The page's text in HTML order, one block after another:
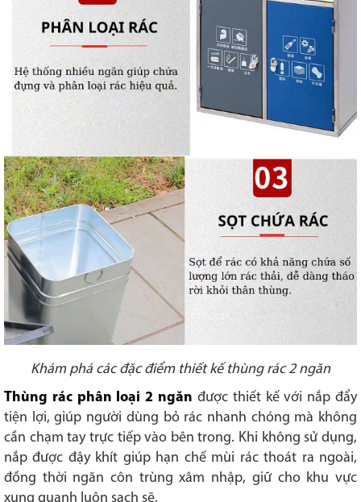
Khám phá các đặc điểm thiết kế thùng rác 2 ngăn
Thùng rác phân loại 2 ngăn được thiết kế với nắp đẩy
tiện lợi, giúp người dùng bỏ rác nhanh chóng mà không
cần chạm tay trực tiếp vào bên trong. Khi không sử dụng,
nắp được đậy khít giúp hạn chế mùi rác thoát ra ngoài,
đồng thời ngăn côn trùng xâm nhập, giữ cho khu vực
xung quanh luôn sạch sẽ.